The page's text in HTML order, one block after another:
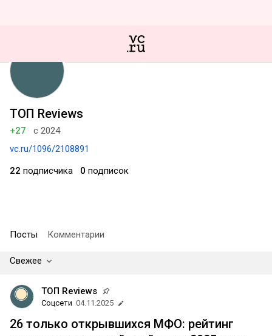
ТОП Reviews
+27
с 2024
vc.ru/1096/2108891
22 подписчика 0 подписок
Посты Комментарии
Свежее
ТОП Reviews
Соцсети 04.11.2025
26 только открывшихся МФО: рейтинг